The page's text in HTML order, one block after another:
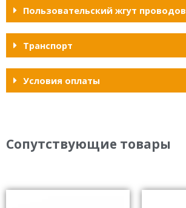
Пользовательский жгут проводов
Транспорт
Условия оплаты
Сопутствующие товары